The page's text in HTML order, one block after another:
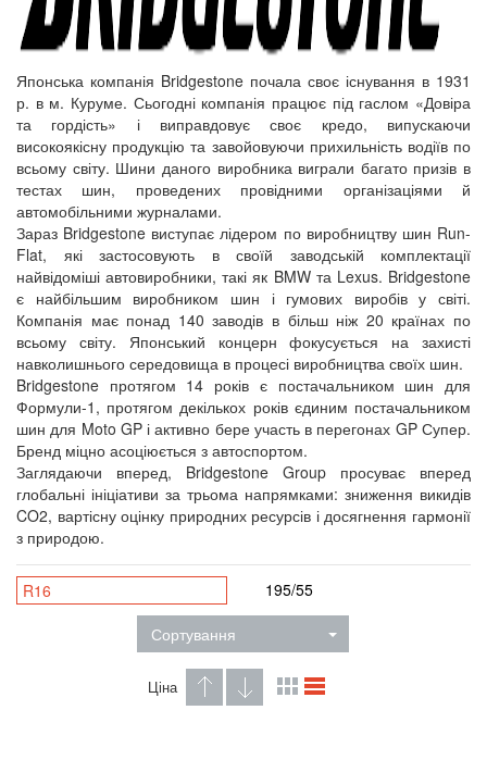
Японська компанія Bridgestone почала своє існування в 1931
р. в м. Куруме. Сьогодні компанія працює під гаслом «Довіра
та гордість» і виправдовує своє кредо, випускаючи
високоякісну продукцію та завойовуючи прихильність водіїв по
всьому світу. Шини даного виробника виграли багато призів в
тестах шин, проведених провідними організаціями й
автомобільними журналами.
Зараз Bridgestone виступає лідером по виробництву шин Run-
Flat, які застосовують в своїй заводській комплектації
найвідоміші автовиробники, такі як BMW та Lexus. Bridgestone
є найбільшим виробником шин і гумових виробів у світі.
Компанія має понад 140 заводів в більш ніж 20 країнах по
всьому світу. Японський концерн фокусується на захисті
навколишнього середовища в процесі виробництва своїх шин.
Bridgestone протягом 14 років є постачальником шин для
Формули-1, протягом декількох років єдиним постачальником
шин для Moto GP і активно бере участь в перегонах GP Супер.
Бренд міцно асоціюється з автоспортом.
Заглядаючи вперед, Bridgestone Group просуває вперед
глобальні ініціативи за трьома напрямками: зниження викидів
CO2, вартісну оцінку природних ресурсів і досягнення гармонії
з природою.
R16 195/55
Сортування
Ціна